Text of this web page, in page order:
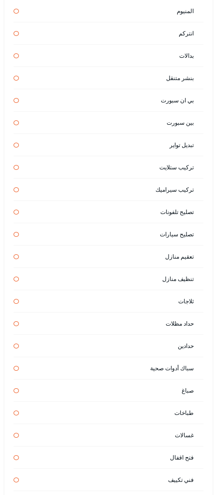
المنيوم
انتركم
بدالات
بنشر متنقل
بي ان سبورت
بين سبورت
تبديل تواير
تركيب ستلايت
تركيب سيراميك
تصليح تلفونات
تصليح سيارات
تعقيم منازل
تنظيف منازل
ثلاجات
حداد مظلات
حدادين
سباك أدوات صحية
صباغ
طباخات
غسالات
فتح اقفال
فني تكييف